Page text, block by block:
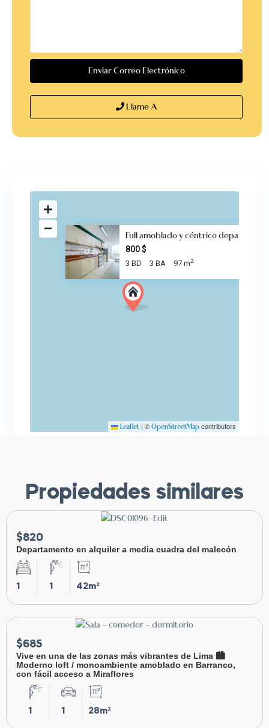
Llame A
Full amoblado y céntrico depa
800 $
3 BD 3 BA 97 m2
Leaflet | © OpenStreetMap contributors
Propiedades similares
$820
Departamento en alquiler a media cuadra del malecón
1 1 42m²
$685
Vive en una de las zonas más vibrantes de Lima 🏙️
Moderno loft / monoambiente amoblado en Barranco,
con fácil acceso a Miraflores
1 1 28m²